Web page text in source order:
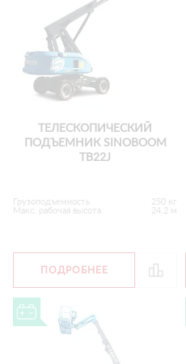
ТЕЛЕСКОПИЧЕСКИЙ
ПОДЪЕМНИК SINOBOOM
TB22J
Грузоподъемность
250 кг
Макс. рабочая высота
24.2 м
ПОДРОБНЕЕ